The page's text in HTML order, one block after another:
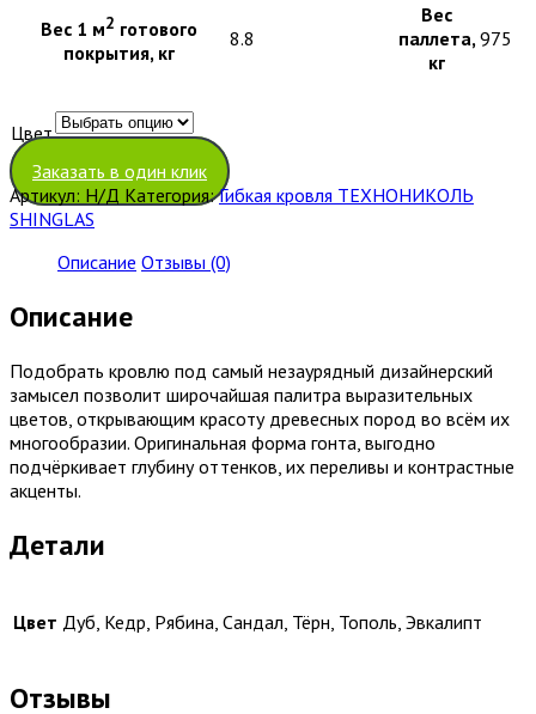
Вес 1 м2 готового
покрытия, кг
8.8
Вес
паллета,
кг
975
Цвет
Очистить
Заказать в один клик
Артикул: Н/Д Категория:Гибкая кровля ТЕХНОНИКОЛЬ
SHINGLAS
Описание Отзывы (0)
Описание
Подобрать кровлю под самый незаурядный дизайнерский
замысел позволит широчайшая палитра выразительных
цветов, открывающим красоту древесных пород во всём их
многообразии. Оригинальная форма гонта, выгодно
подчёркивает глубину оттенков, их переливы и контрастные
акценты.
Детали
Цвет Дуб, Кедр, Рябина, Сандал, Тёрн, Тополь, Эвкалипт
Отзывы